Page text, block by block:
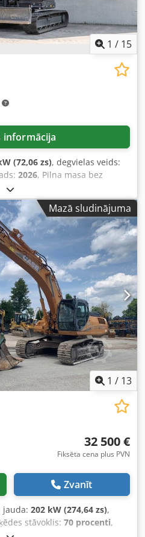
1 / 15
informācija
(72,06 zs), degvielas veids:
2026, Pilna masa bez
papildinformāciju, lūdzu,
nodaļu. Crjdpfx Aszrrw
Mazā sludinājuma
1 / 13
32 500 €
Fiksēta cena plus PVN
Zvanīt
jauda: 202 kW (274,64 zs),
stāvoklis: 70 procenti,
stundas: